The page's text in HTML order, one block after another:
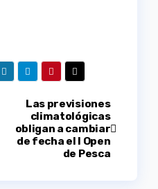
Las previsiones
climatológicas
obligan a cambiar
de fecha el I Open
de Pesca